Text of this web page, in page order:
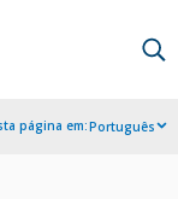
página em:Português